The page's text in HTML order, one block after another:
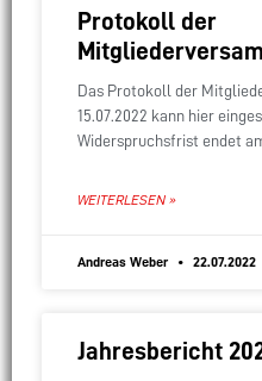
Protokoll der
Das Protokoll der
15.07.2022 kann hier
Widerspruchsfrist endet
WEITERLESEN »
Andreas Weber 22.07.2022
Jahresbericht